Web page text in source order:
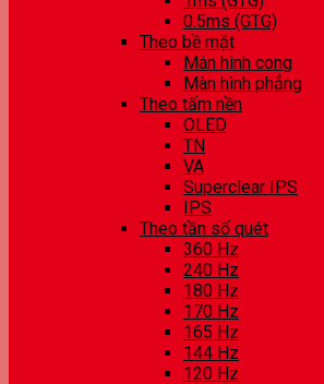
0.5ms (GTG)
Theo bề mặt
Màn hình cong
Màn hình phẳng
Theo tấm nền
OLED
TN
VA
Superclear IPS
IPS
Theo tần số quét
360 Hz
240 Hz
180 Hz
170 Hz
165 Hz
144 Hz
120 Hz